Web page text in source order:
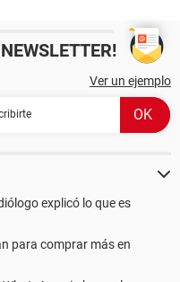
Ver un ejemplo
explicó lo que es
para comprar más en